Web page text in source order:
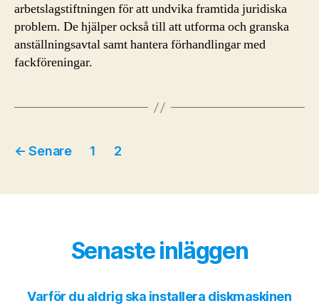
arbetslagstiftningen för att undvika framtida juridiska
problem. De hjälper också till att utforma och granska
anställningsavtal samt hantera förhandlingar med
fackföreningar.
Inläggsnavigering
← Senare 1 2
Senaste inläggen
Varför du aldrig ska installera diskmaskinen